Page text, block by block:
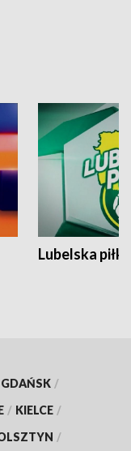
Lubelska piłka
GDAŃSK /
/ KIELCE /
/